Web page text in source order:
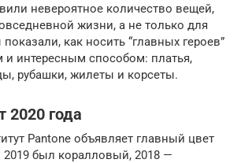
невероятное количество вещей,
жизни, а не только для
как носить “главных героев”
и интересным способом: платья,
рубашки, жилеты и корсеты.
2020 года
Pantone объявляет главный цвет
2019 был коралловый, 2018 —